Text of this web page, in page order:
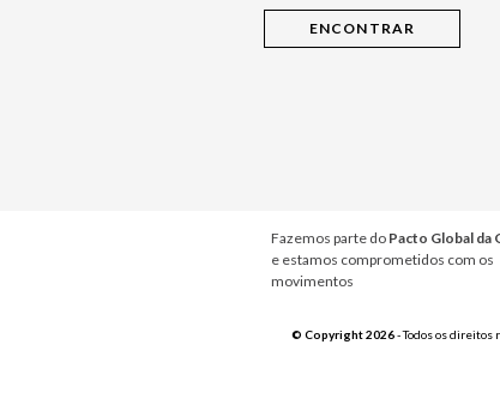
Fazemos parte do Pacto Global da
e estamos comprometidos com os
movimentos
© Copyright 2026- Todos os direitos